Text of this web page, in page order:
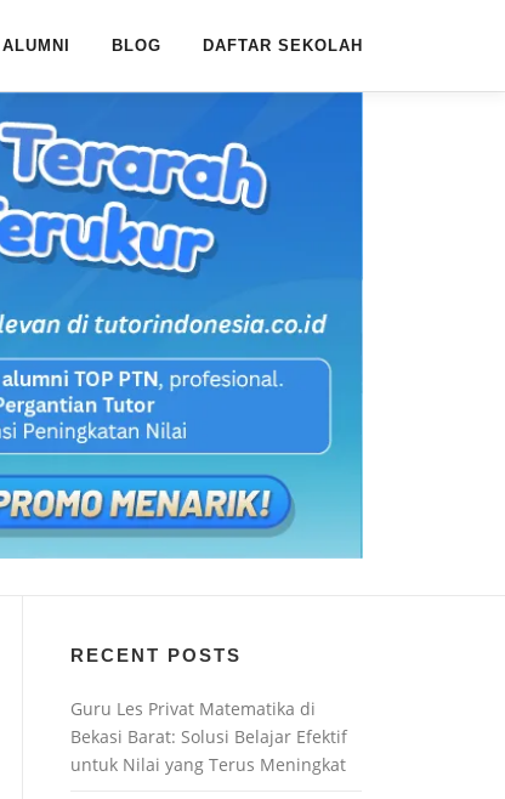
BLOG DAFTAR SEKOLAH
RECENT POSTS
Guru Les Privat Matematika di
Bekasi Barat: Solusi Belajar Efektif
untuk Nilai yang Terus Meningkat